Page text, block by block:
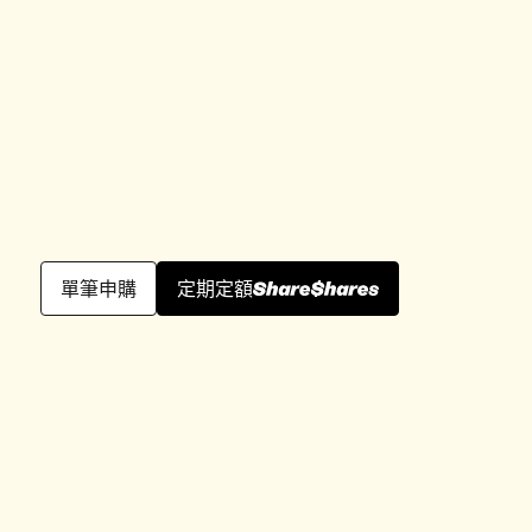
單筆申購 定期定額